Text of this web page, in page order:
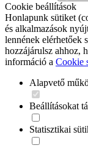
Cookie beállítások
Honlapunk sütiket
és alkalmazások
lennének elérhetőek
hozzájárulsz ahhoz,
információ a Cookie
Alapvető
Beállításokat
Statisztikai